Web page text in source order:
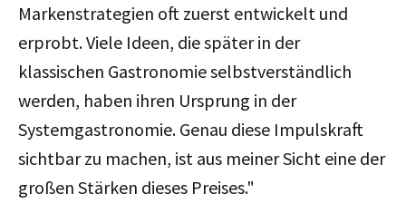
Markenstrategien oft zuerst entwickelt und
erprobt. Viele Ideen, die später in der
klassischen Gastronomie selbstverständlich
werden, haben ihren Ursprung in der
Systemgastronomie. Genau diese Impulskraft
sichtbar zu machen, ist aus meiner Sicht eine der
großen Stärken dieses Preises."